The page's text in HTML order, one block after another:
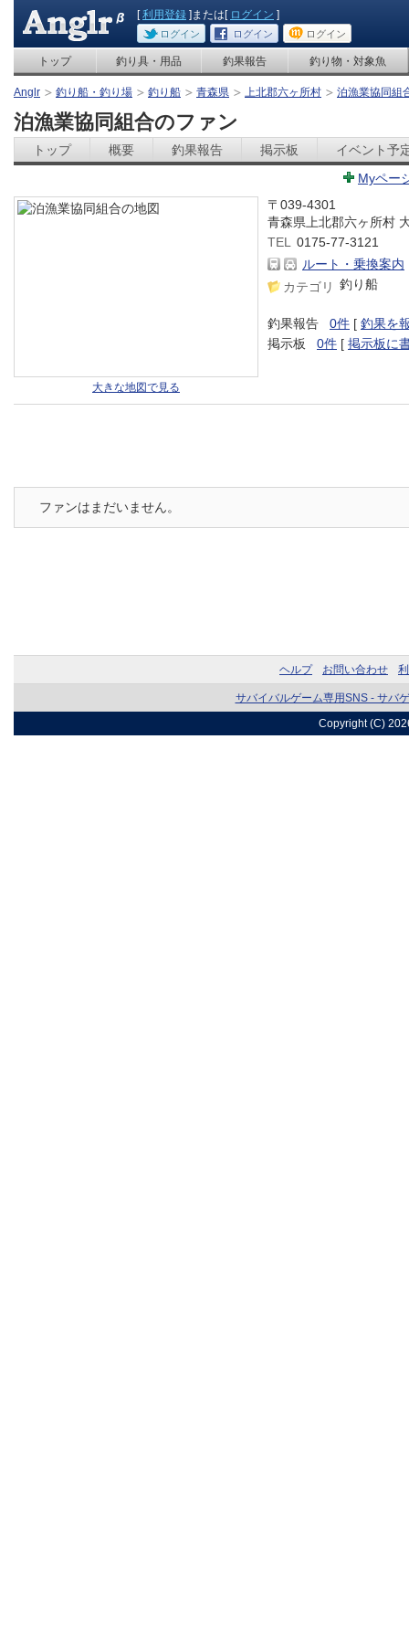
[利用登録 ]または[ ログイン ]
ログイン ログイン ログイン
トップ 釣り具・用品 釣果報告 釣り物・対象魚
Anglr 釣り船・釣り場 釣り船 青森県 上北郡六ヶ所村 泊漁業協同組
泊漁業協同組合のファン
トップ 概要 釣果報告 掲示板
イベント予
Myペー
大きな地図で見る
〒039-4301
青森県上北郡六ヶ所村
TEL
0175-77-3121
ルート・乗換案内
カテゴリ 釣り船
釣果報告 0件 [ 釣果を
掲示板
0件 [ 掲示板に
ファンはまだいません。
ヘルプ お問い合わせ
サバイバルゲーム専用SNS - サバ
Copyright (C)